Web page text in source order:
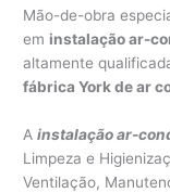
Mão-de-obra
em instalação ar-
altamente
fábrica York de ar
Ainstalação ar-
Limpeza e
Ventilação,